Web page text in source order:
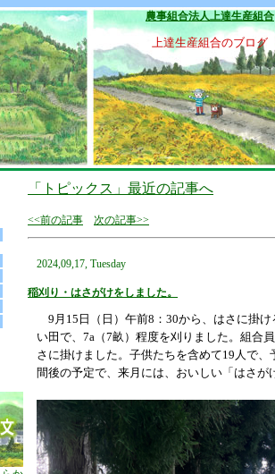
農事組合法人上達生産組合
上達生産組合のブログ
「トピックス」最近の記事へ
<<前の記事 次の記事>>
2024,09,17, Tuesday
稲刈り・はさがけをしました。
9月15日（日）午前8：30から、はさに掛
い田で、7a（7畝）程度を刈りました。組合
さに掛けました。子供たちを含めて19人で
間後の予定で、来月には、おいしい「はさが